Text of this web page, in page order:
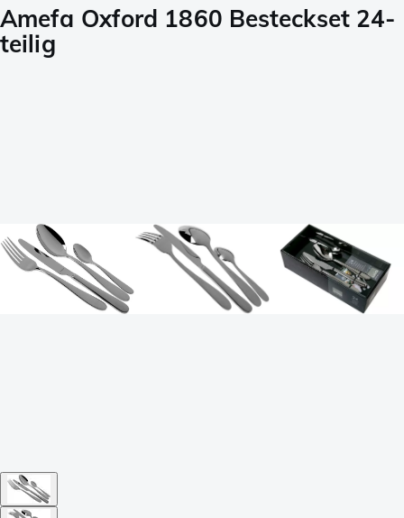
Amefa Oxford 1860 Besteckset 24-
teilig